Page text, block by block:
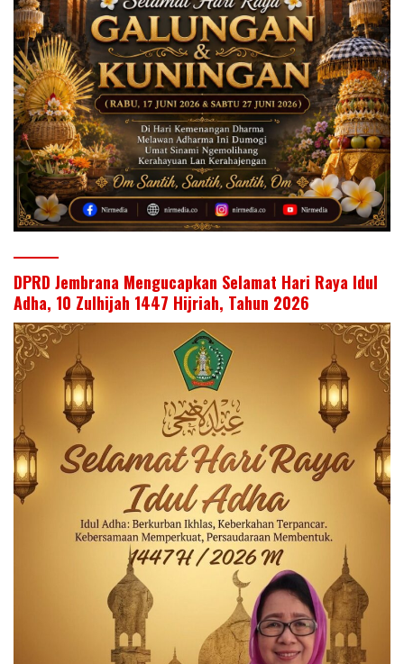
DPRD Jembrana Mengucapkan Selamat Hari Raya Idul
Adha, 10 Zulhijah 1447 Hijriah, Tahun 2026